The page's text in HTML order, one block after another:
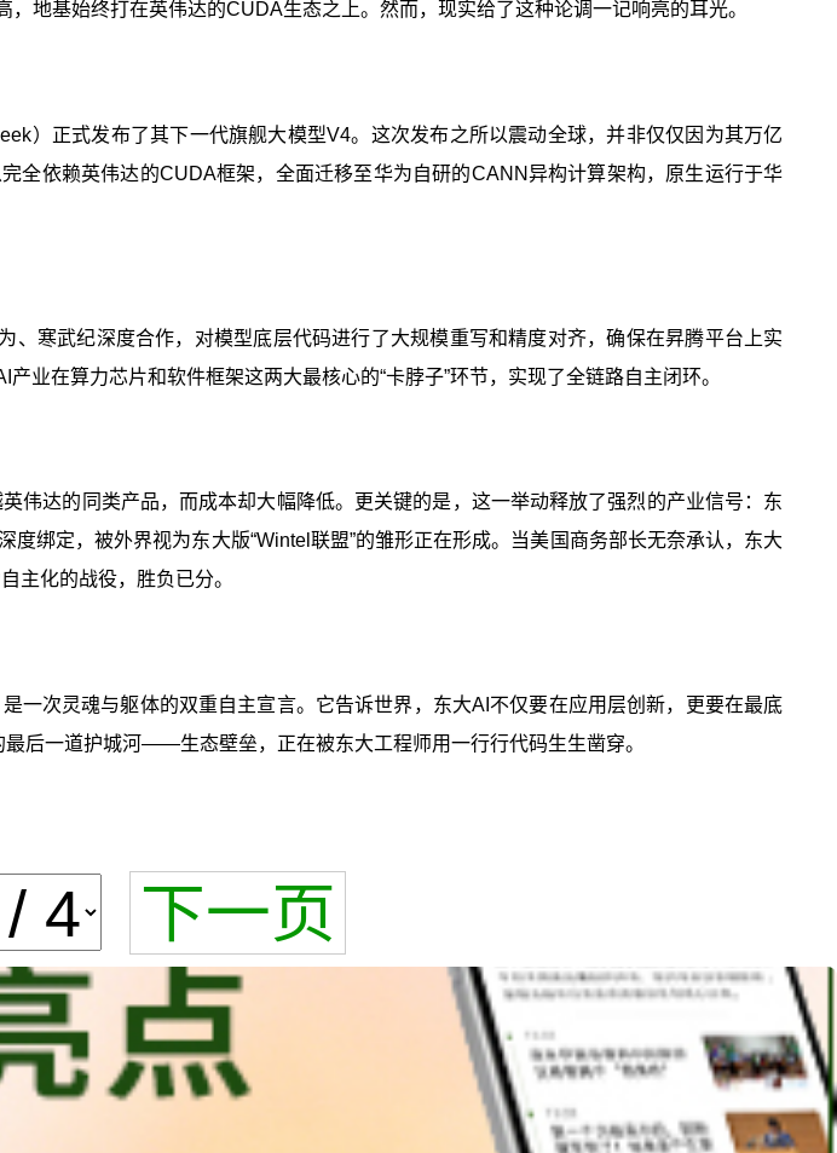
地基始终打在英伟达的CUDA生态之上。然而，现实给了这种论调一记响亮的耳光。
）正式发布了其下一代旗舰大模型V4。这次发布之所以震动全球，并非仅仅因为其万亿
依赖英伟达的CUDA框架，全面迁移至华为自研的CANN异构计算架构，原生运行于华
寒武纪深度合作，对模型底层代码进行了大规模重写和精度对齐，确保在昇腾平台上实
业在算力芯片和软件框架这两大最核心的“卡脖子”环节，实现了全链路自主闭环。
伟达的同类产品，而成本却大幅降低。更关键的是，这一举动释放了强烈的产业信号：东
绑定，被外界视为东大版“Wintel联盟”的雏形正在形成。当美国商务部长无奈承认，东大
主化的战役，胜负已分。
一次灵魂与躯体的双重自主宣言。它告诉世界，东大AI不仅要在应用层创新，更要在最底
最后一道护城河——生态壁垒，正在被东大工程师用一行行代码生生凿穿。
下一页